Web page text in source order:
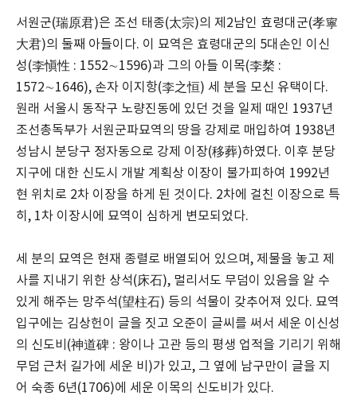
서원군(瑞原君)은 조선 태종(太宗)의 제2남인 효령대군(孝寧
大君)의 둘째 아들이다. 이 묘역은 효령대군의 5대손인 이신
성(李愼性 : 1552∼1596)과 그의 아들 이목(李楘 :
1572∼1646), 손자 이지항(李之恒) 세 분을 모신 유택이다.
원래 서울시 동작구 노량진동에 있던 것을 일제 때인 1937년
조선총독부가 서원군파묘역의 땅을 강제로 매입하여 1938년
성남시 분당구 정자동으로 강제 이장(移葬)하였다. 이후 분당
지구에 대한 신도시 개발 계획상 이장이 불가피하여 1992년
현 위치로 2차 이장을 하게 된 것이다. 2차에 걸친 이장으로 특
히, 1차 이장시에 묘역이 심하게 변모되었다.
세 분의 묘역은 현재 종렬로 배열되어 있으며, 제물을 놓고 제
사를 지내기 위한 상석(床石), 멀리서도 무덤이 있음을 알 수
있게 해주는 망주석(望柱石) 등의 석물이 갖추어져 있다. 묘역
입구에는 김상헌이 글을 짓고 오준이 글씨를 써서 세운 이신성
의 신도비(神道碑 : 왕이나 고관 등의 평생 업적을 기리기 위해
무덤 근처 길가에 세운 비)가 있고, 그 옆에 남구만이 글을 지
어 숙종 6년(1706)에 세운 이목의 신도비가 있다.